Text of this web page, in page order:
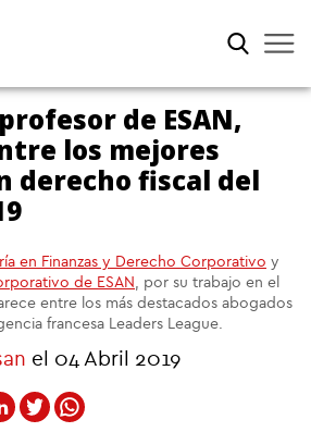
de ESAN,
los mejores
derecho fiscal del
en Finanzas y Derecho Corporativo y
de ESAN , por su trabajo en el
entre los más destacados abogados
francesa Leaders League.
el 04 Abril 2019